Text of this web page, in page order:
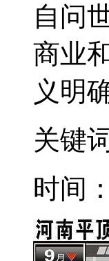
自问
商业
义明
关键
时间